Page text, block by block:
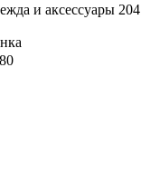
и аксессуары 204
80